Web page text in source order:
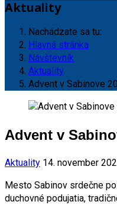
Aktuality
Nachádzate sa tu:
Hlavná stránka
Návštevník
Aktuality
Advent v Sabinove
Advent v
Aktuality 14. november
Mesto Sabinov srdečne
duchovné podujatia,